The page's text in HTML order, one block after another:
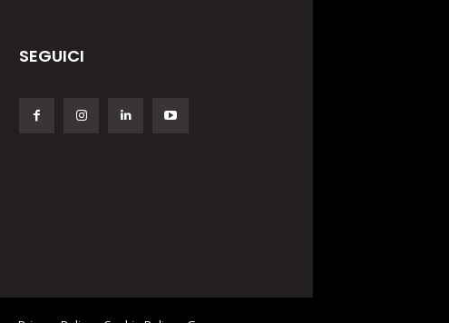
SEGUICI